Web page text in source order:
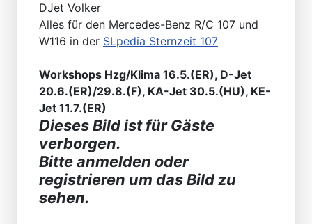
DJet Volker
Alles für den Mercedes-Benz R/C 107 und
W116 in der SLpedia Sternzeit 107
Workshops Hzg/Klima 16.5.(ER), D-Jet
20.6.(ER)/29.8.(F), KA-Jet 30.5.(HU), KE-
Jet 11.7.(ER)
Dieses Bild ist für Gäste
verborgen.
Bitte anmelden oder
registrieren um das Bild zu
sehen.